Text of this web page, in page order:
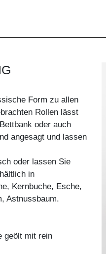
Form zu allen
Rollen lässt
oder auch
angesagt und lassen
oder lassen Sie
in
Kernbuche, Esche,
Astnussbaum.
geölt mit rein